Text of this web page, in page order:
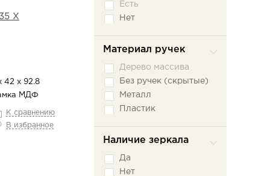
Х
42 х 92.8
МДФ
К сравнению
В избранное
Есть
Нет
Материал ручек
Дерево массива
Без ручек (скрытые)
Металл
Пластик
Наличие зеркала
Да
Нет